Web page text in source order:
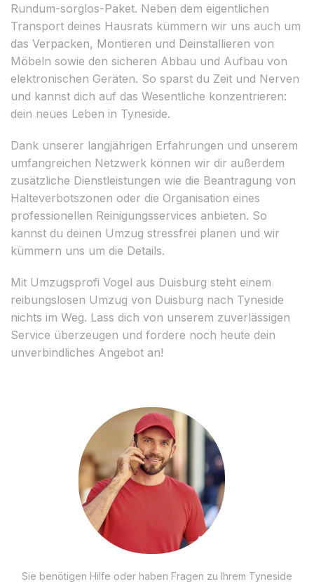
Rundum-sorglos-Paket. Neben dem eigentlichen
Transport deines Hausrats kümmern wir uns auch um
das Verpacken, Montieren und Deinstallieren von
Möbeln sowie den sicheren Abbau und Aufbau von
elektronischen Geräten. So sparst du Zeit und Nerven
und kannst dich auf das Wesentliche konzentrieren:
dein neues Leben in Tyneside.
Dank unserer langjährigen Erfahrungen und unserem
umfangreichen Netzwerk können wir dir außerdem
zusätzliche Dienstleistungen wie die Beantragung von
Halteverbotszonen oder die Organisation eines
professionellen Reinigungsservices anbieten. So
kannst du deinen Umzug stressfrei planen und wir
kümmern uns um die Details.
Mit Umzugsprofi Vogel aus Duisburg steht einem
reibungslosen Umzug von Duisburg nach Tyneside
nichts im Weg. Lass dich von unserem zuverlässigen
Service überzeugen und fordere noch heute dein
unverbindliches Angebot an!
Sie benötigen Hilfe oder haben Fragen zu Ihrem Tyneside